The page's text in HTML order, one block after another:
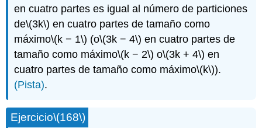
en cuatro partes es igual al número de particiones
de\(3k\) en cuatro partes de tamaño como
máximo\(k − 1\) (o\(3k − 4\) en cuatro partes de
tamaño como máximo\(k − 2\) o\(3k + 4\) en
cuatro partes de tamaño como máximo\(k\)).
(Pista).
Ejercicio\(168\)